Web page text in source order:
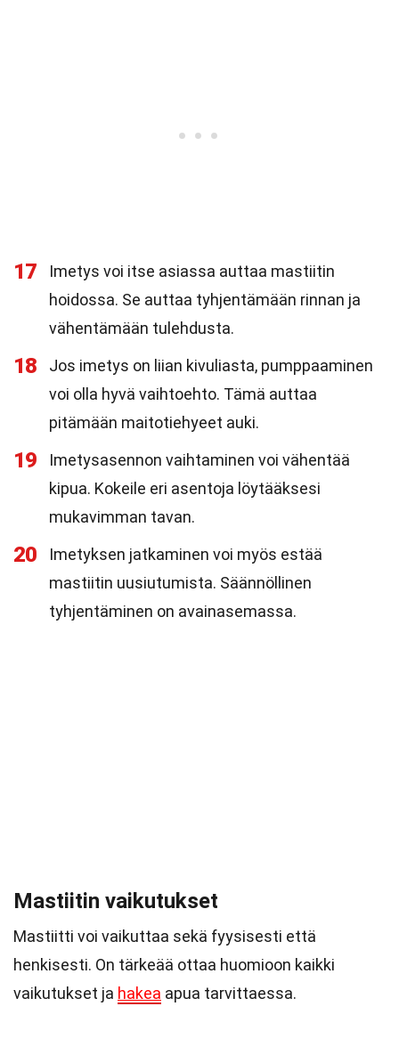
17
Imetys voi itse asiassa auttaa mastiitin
hoidossa. Se auttaa tyhjentämään rinnan ja
vähentämään tulehdusta.
18
Jos imetys on liian kivuliasta, pumppaaminen
voi olla hyvä vaihtoehto. Tämä auttaa
pitämään maitotiehyeet auki.
19
Imetysasennon vaihtaminen voi vähentää
kipua. Kokeile eri asentoja löytääksesi
mukavimman tavan.
20
Imetyksen jatkaminen voi myös estää
mastiitin uusiutumista. Säännöllinen
tyhjentäminen on avainasemassa.
Mastiitin vaikutukset
Mastiitti voi vaikuttaa sekä fyysisesti että
henkisesti. On tärkeää ottaa huomioon kaikki
vaikutukset ja hakea apua tarvittaessa.